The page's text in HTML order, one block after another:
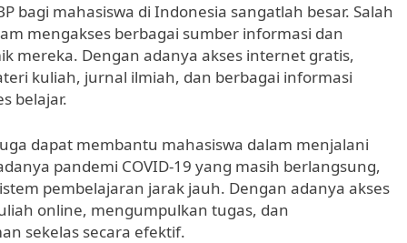
bagi mahasiswa di Indonesia sangatlah besar. Salah
mengakses berbagai sumber informasi dan
mereka. Dengan adanya akses internet gratis,
kuliah, jurnal ilmiah, dan berbagai informasi
belajar.
dapat membantu mahasiswa dalam menjalani
pandemi COVID-19 yang masih berlangsung,
pembelajaran jarak jauh. Dengan adanya akses
online, mengumpulkan tugas, dan
sekelas secara efektif.